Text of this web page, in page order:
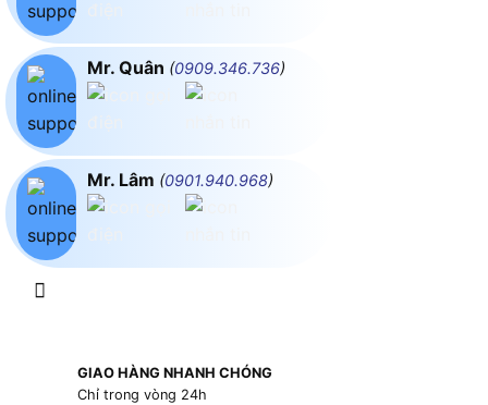
Mr. Quân (0909.346.736)
Mr. Lâm (0901.940.968)
GIAO HÀNG NHANH CHÓNG
Chỉ trong vòng 24h